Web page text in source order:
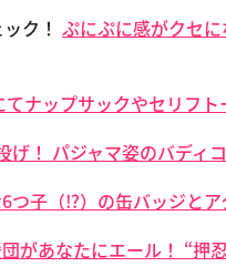
ク！ ぷにぷに感がクセ
てナップサックやセリフ
げ！ パジャマ姿のバディ
つ子（!?）の缶バッジと
があなたにエール！ “押